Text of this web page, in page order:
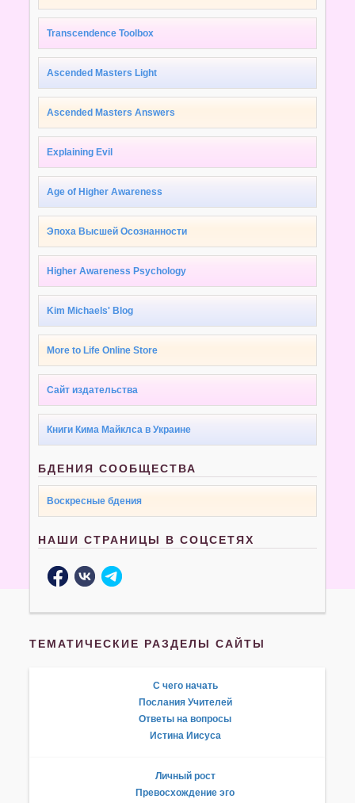
Transcendence Toolbox
Ascended Masters Light
Ascended Masters Answers
Explaining Evil
Age of Higher Awareness
Эпоха Высшей Осознанности
Higher Awareness Psychology
Kim Michaels' Blog
More to Life Online Store
Сайт издательства
Книги Кима Майклса в Украине
БДЕНИЯ СООБЩЕСТВА
Воскресные бдения
НАШИ СТРАНИЦЫ В СОЦСЕТЯХ
ТЕМАТИЧЕСКИЕ РАЗДЕЛЫ САЙТЫ
С чего начать
Послания Учителей
Ответы на вопросы
Истина Иисуса
Личный рост
Превосхождение эго